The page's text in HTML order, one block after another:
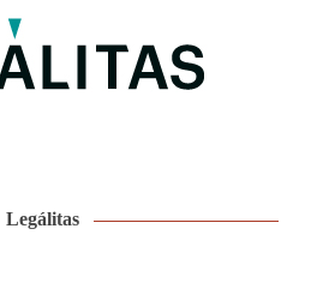
Legálitas